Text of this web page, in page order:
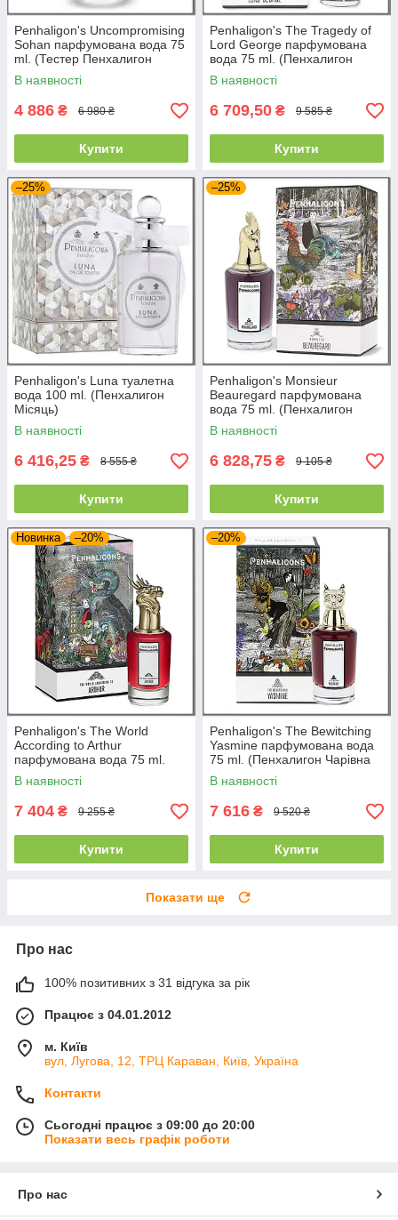
Penhaligon's Uncompromising
Sohan парфумована вода 75
ml. (Тестер Пенхалигон
Безкомпромісний Сохан)
В наявності
4 886 ₴ 6 980 ₴
Купити
Penhaligon's The Tragedy of
Lord George парфумована
вода 75 ml. (Пенхалигон
Трагедія лорда Джорджа)
В наявності
6 709,50 ₴ 9 585 ₴
Купити
–25%
Penhaligon's Luna туалетна
вода 100 ml. (Пенхалигон
Місяць)
В наявності
6 416,25 ₴ 8 555 ₴
Купити
–25%
Penhaligon's Monsieur
Beauregard парфумована
вода 75 ml. (Пенхалигон
Месьє Борегар)
В наявності
6 828,75 ₴ 9 105 ₴
Купити
Новинка –20%
Penhaligon's The World
According to Arthur
парфумована вода 75 ml.
(Пенхалигон «Світ очима
Артура»)
В наявності
7 404 ₴ 9 255 ₴
Купити
–20%
Penhaligon's The Bewitching
Yasmine парфумована вода
75 ml. (Пенхалигон Чарівна
Ясмін)
В наявності
7 616 ₴ 9 520 ₴
Купити
Показати ще
Про нас
100% позитивних з 31 відгука за рік
Працює з 04.01.2012
м. Київ
вул, Лугова, 12, ТРЦ Караван, Київ, Україна
Контакти
Сьогодні працює з 09:00 до 20:00
Показати весь графік роботи
Про нас